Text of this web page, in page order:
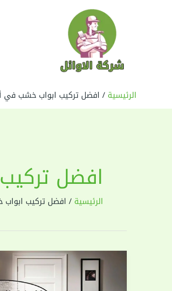
الرئيسية افضل تركيب ابواب خشب في
افضل
الرئيسية افضل تركيب